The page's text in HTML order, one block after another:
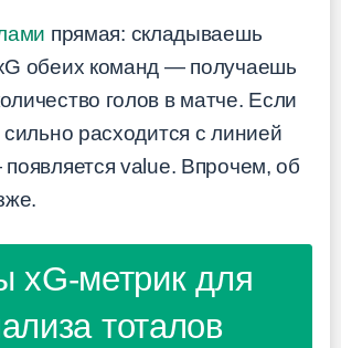
прямая: складываешь
обеих команд — получаешь
голов в матче. Если
сильно расходится с линией
value. Впрочем, об
xG-метрик для
тоталов